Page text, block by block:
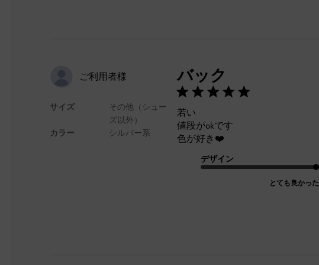
ご利用者様
サイズ
カラー
その他（シュー
ズ以外）
シルバー系
バック
若い
値段がokです
色が好き❤️
デザイン
とても良かった